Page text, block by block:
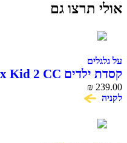
אולי תרצו גם
על גלגלים
קסדת ילדים Uvex Kid 2 CC
₪ 239.00
לקניה